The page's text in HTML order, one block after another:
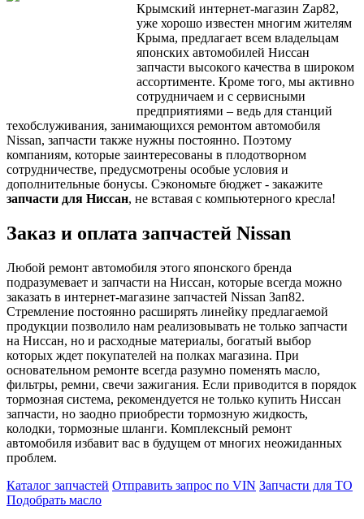
Крымский интернет-магазин Zap82,
уже хорошо известен многим жителям
Крыма, предлагает всем владельцам
японских автомобилей Ниссан
запчасти высокого качества в широком
ассортименте. Кроме того, мы активно
сотрудничаем и с сервисными
предприятиями – ведь для станций
техобслуживания, занимающихся ремонтом автомобиля
Nissan, запчасти также нужны постоянно. Поэтому
компаниям, которые заинтересованы в плодотворном
сотрудничестве, предусмотрены особые условия и
дополнительные бонусы. Сэкономьте бюджет - закажите
запчасти для Ниссан, не вставая с компьютерного кресла!
Заказ и оплата запчастей Nissan
Любой ремонт автомобиля этого японского бренда
подразумевает и запчасти на Ниссан, которые всегда можно
заказать в интернет-магазине запчастей Nissan Зап82.
Стремление постоянно расширять линейку предлагаемой
продукции позволило нам реализовывать не только запчасти
на Ниссан, но и расходные материалы, богатый выбор
которых ждет покупателей на полках магазина. При
основательном ремонте всегда разумно поменять масло,
фильтры, ремни, свечи зажигания. Если приводится в порядок
тормозная система, рекомендуется не только купить Ниссан
запчасти, но заодно приобрести тормозную жидкость,
колодки, тормозные шланги. Комплексный ремонт
автомобиля избавит вас в будущем от многих неожиданных
проблем.
Каталог запчастей Отправить запрос по VIN Запчасти для ТО
Подобрать масло